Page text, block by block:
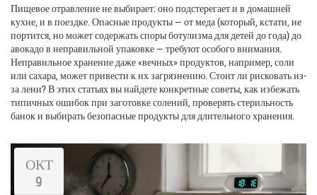
Пищевое отравление не выбирает: оно подстерегает и в домашней
кухне, и в поездке. Опасные продукты — от меда (который, кстати, не
портится, но может содержать споры ботулизма для детей до года) до
авокадо в неправильной упаковке — требуют особого внимания.
Неправильное хранение даже «вечных» продуктов, например, соли
или сахара, может привести к их загрязнению. Стоит ли рисковать из-
за лени? В этих статьях вы найдете конкретные советы, как избежать
типичных ошибок при заготовке солений, проверять стерильность
банок и выбирать безопасные продукты для длительного хранения.
ОКТ
9